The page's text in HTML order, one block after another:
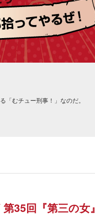
むチュー刑事！」なのだ。
35回『第三の女』